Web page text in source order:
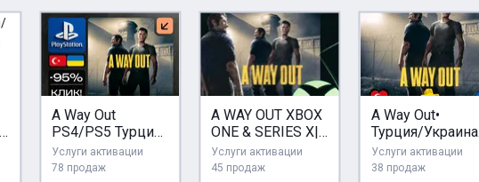
A Way Out
PS4/PS5 Турция/
Украина
Услуги активации
78 продаж
A WAY OUT XBOX
ONE & SERIES X|S
КЛЮЧ НА
ЛЮБОЙ АКАУНТ
Услуги активации
45 продаж
A Way Out•
Турция/Украина
PS
Услуги активации
38 продаж